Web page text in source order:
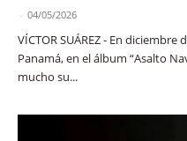
- 04/05/2026
VÍCTOR SUÁREZ - En
Panamá, en el álbum “Asalto
mucho su...